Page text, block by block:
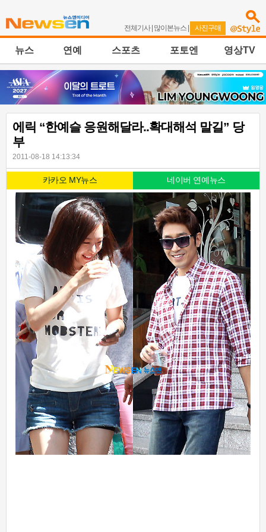
전체기사| 많이본뉴스 | 사진구매
뉴스 연예 스포츠 포토엔 영상TV
에릭 “한예슬 응원해달라..확대해석 말길” 당
부
2011-08-18 14:13:34
카카오 MY뉴스 네이버 연예뉴스